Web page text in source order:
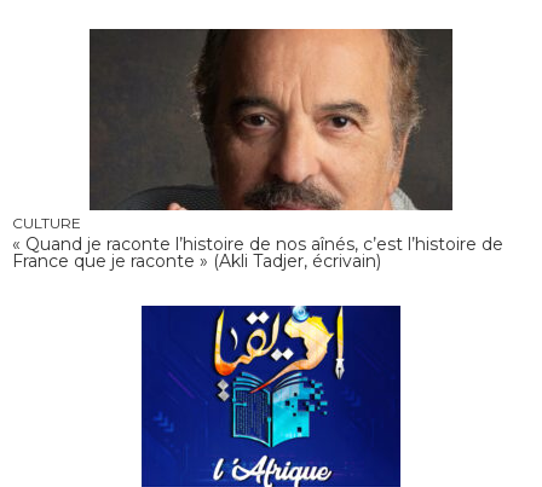
CULTURE
« Quand je raconte l’histoire de nos aînés, c’est l’histoire de
France que je raconte » (Akli Tadjer, écrivain)